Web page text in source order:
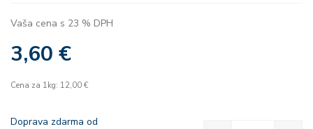
Vaša cena s 23 % DPH
3,60 €
Cena za 1kg: 12,00 €
Doprava zdarma od